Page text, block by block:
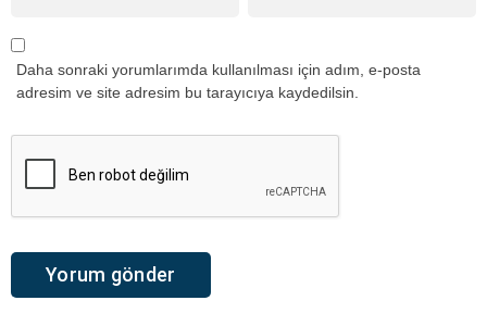
Daha sonraki yorumlarımda kullanılması için adım, e-posta
adresim ve site adresim bu tarayıcıya kaydedilsin.